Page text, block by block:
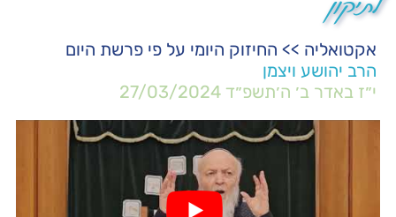
אקטואליה >> החיזוק היומי על פי פרשת היום
הרב יהושע ויצמן
י״ז באדר ב׳ ה׳תשפ״ד 27/03/2024